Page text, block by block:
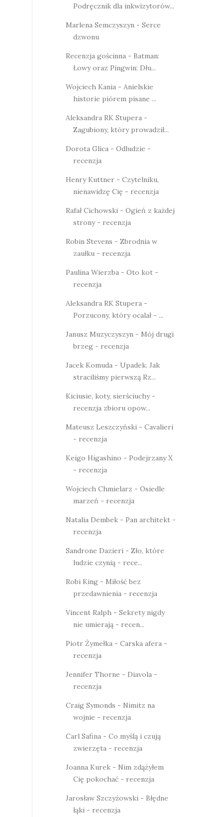
Podręcznik dla inkwizytorów...
Marlena Semczyszyn - Serce
dzwonu
Recenzja gościnna - Batman:
Łowy oraz Pingwin: Dłu...
Wojciech Kania - Anielskie
historie piórem pisane ...
Aleksandra RK Stupera -
Zagubiony, który prowadził...
Dorota Glica - Odludzie -
recenzja
Henry Kuttner - Czytelniku,
nienawidzę Cię - recenzja
Rafał Cichowski - Ogień z każdej
strony - recenzja
Robin Stevens - Zbrodnia w
zaułku - recenzja
Paulina Wierzba - Oto kot -
recenzja
Aleksandra RK Stupera -
Porzucony, który ocalał - ...
Janusz Muzyczyszyn - Mój drugi
brzeg - recenzja
Jacek Komuda - Upadek. Jak
straciliśmy pierwszą Rz...
Kiciusie, koty, sierściuchy -
recenzja zbioru opow...
Mateusz Leszczyński - Cavalieri
- recenzja
Keigo Higashino - Podejrzany X
- recenzja
Wojciech Chmielarz - Osiedle
marzeń - recenzja
Natalia Dembek - Pan architekt -
recenzja
Sandrone Dazieri - Zło, które
ludzie czynią - rece...
Robi King - Miłość bez
przedawnienia - recenzja
Vincent Ralph - Sekrety nigdy
nie umierają - recen...
Piotr Żymełka - Carska afera -
recenzja
Jennifer Thorne - Diavola -
recenzja
Craig Symonds - Nimitz na
wojnie - recenzja
Carl Safina - Co myślą i czują
zwierzęta - recenzja
Joanna Kurek - Nim zdążyłem
Cię pokochać - recenzja
Jarosław Szczyżowski - Błędne
łąki - recenzja